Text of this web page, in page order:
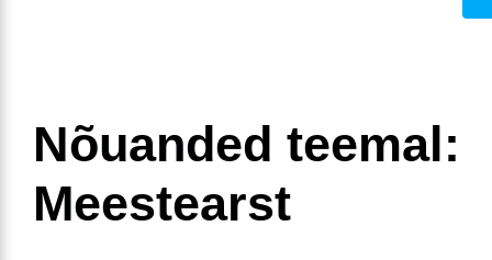
Nõuanded teemal:
Meestearst